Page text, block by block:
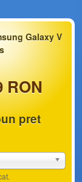
Galaxy V
RON
pret